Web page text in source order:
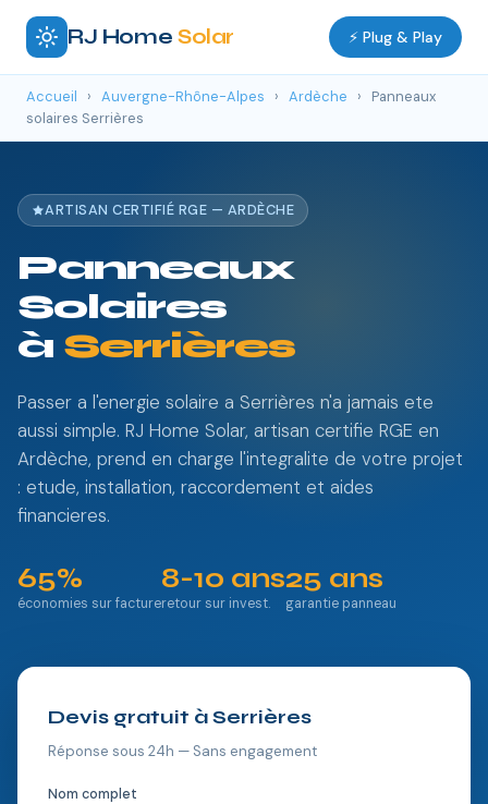
RJ Home Solar ⚡ Plug & Play
Accueil › Auvergne-Rhône-Alpes › Ardèche ›
Panneaux
solaires Serrières
ARTISAN CERTIFIÉ RGE — ARDÈCHE
Panneaux
Solaires
à Serrières
Passer a l'energie solaire a Serrières n'a jamais ete
aussi simple. RJ Home Solar, artisan certifie RGE en
Ardèche, prend en charge l'integralite de votre projet
: etude, installation, raccordement et aides
financieres.
65%
économies sur facture
8-10 ans
retour sur invest.
25 ans
garantie panneau
Devis gratuit à Serrières
Réponse sous 24h — Sans engagement
Nom complet